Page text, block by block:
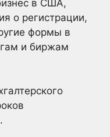
в США,
о регистрации,
формы в
и биржам